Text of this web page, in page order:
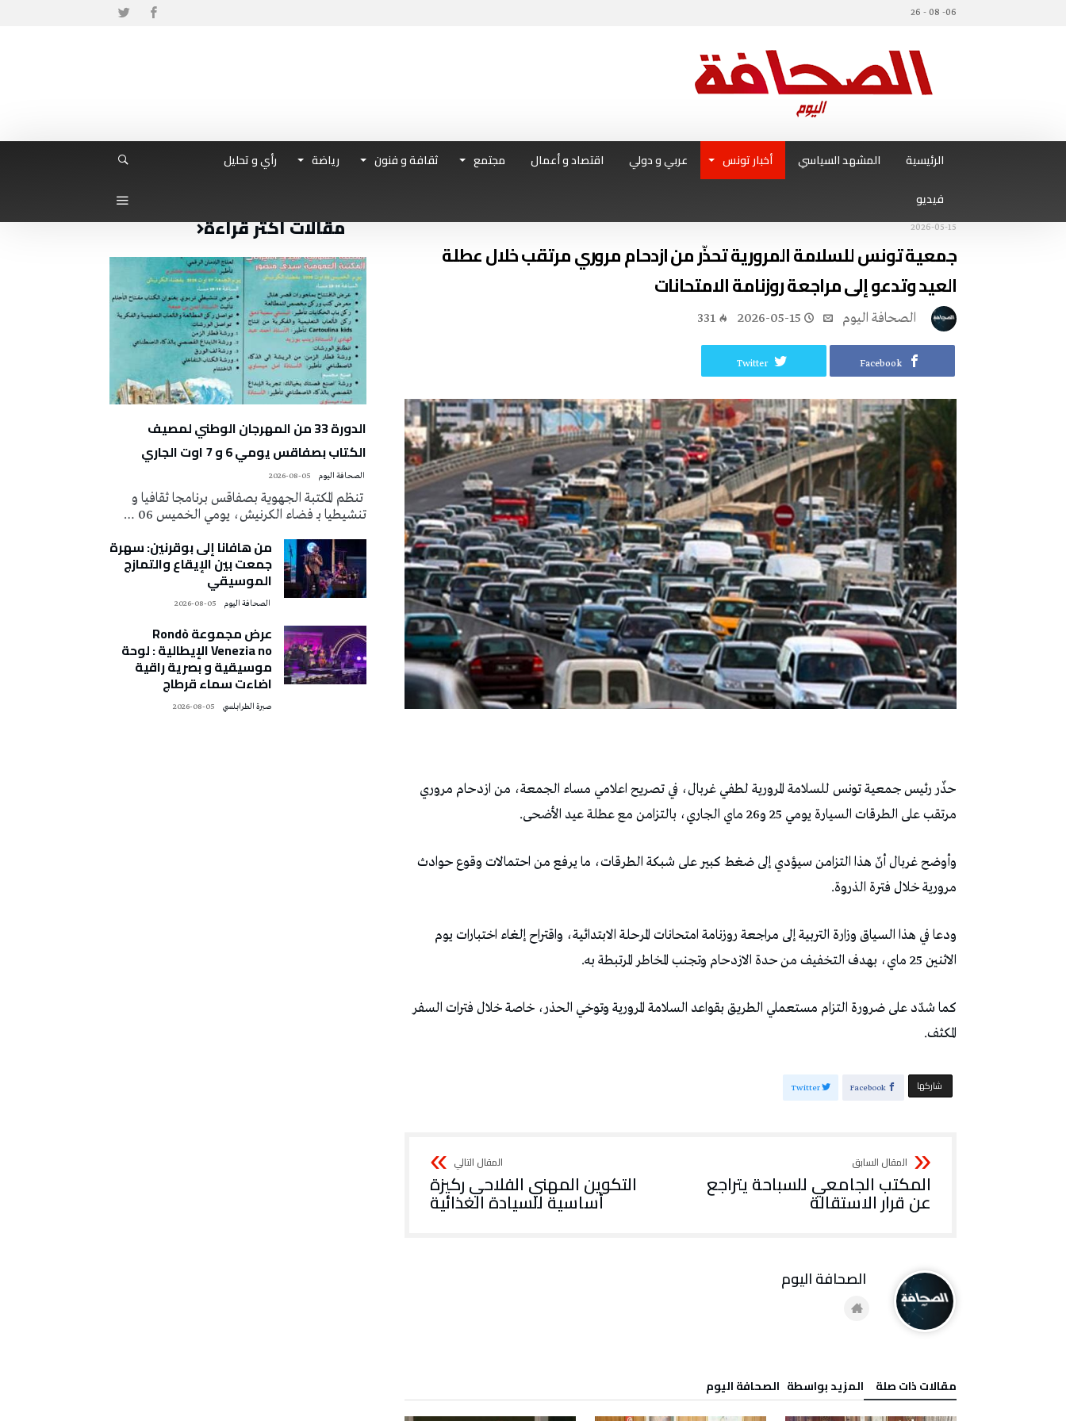
06- 08 - 26
الرئيسية المشهد السياسي أخبار تونس عربي و دولي اقتصاد و أعمال مجتمع ثقافة و فنون رياضة
رأي و تحليل
فيديو
2026-05-15
جمعية تونس للسلامة المرورية تحذّر من ازدحام مروري مرتقب خلال عطلة
العيد وتدعو إلى مراجعة روزنامة الامتحانات
2026-05-15
331
Facebook
Twitter
حذّر رئيس جمعية تونس للسلامة المرورية لطفي غربال، في تصريح اعلامي مساء الجمعة، من ازدحام مروري
مرتقب على الطرقات السيارة يومي 25 و26 ماي الجاري، بالتزامن مع عطلة عيد الأضحى.
وأوضح غربال أنّ هذا التزامن سيؤدي إلى ضغط كبير على شبكة الطرقات، ما يرفع من احتمالات وقوع حوادث
مرورية خلال فترة الذروة.
ودعا في هذا السياق وزارة التربية إلى مراجعة روزنامة امتحانات المرحلة الابتدائية، واقتراح إلغاء اختبارات يوم
الاثنين 25 ماي، بهدف التخفيف من حدة الازدحام وتجنب المخاطر المرتبطة به.
كما شدّد على ضرورة التزام مستعملي الطريق بقواعد السلامة المرورية وتوخي الحذر، خاصة خلال فترات السفر
المكثف.
‫‫ شاركها‬ Facebook
Twitter
المكتب الجامعي للسباحة يتراجع
عن قرار الاستقالة
التكوين المهني الفلاحي ركيزة
أساسية للسيادة الغذائية
‫مقالات ذات صلة‬ ‫‫المزيد بواسطة‬ ‬ ‭ ‬الصحافة‭ ‬اليوم
مقالات أكثر قراءة
الدورة 33 من المهرجان الوطني لمصيف
الكتاب بصفاقس يومي 6 و 7 اوت الجاري
2026-08-05
تنظم المكتبة الجهوية بصفاقس برنامجا ثقافيا و
تنشيطيا بـ فضاء الكرنيش، يومي الخميس 06 …
من هافانا إلى بوقرنين: سهرة
جمعت بين الإيقاع والتمازج
الموسيقي
2026-08-05
عرض مجموعة Rondò
Venezia no الإيطالية : لوحة
موسيقية و بصرية راقية
اضاءت سماء قرطاج
صبرة الطرابلسي 2026-08-05